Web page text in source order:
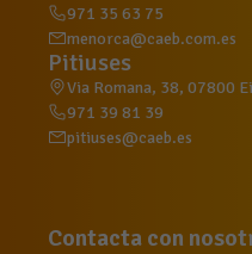
971 35 63 75
menorca@caeb.com.es
Pitiuses
Via Romana, 38, 07800
971 39 81 39
pitiuses@caeb.es
Contacta con